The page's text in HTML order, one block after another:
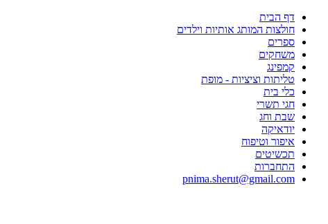
דף הבית
חולצות המותג אותיות וילדים
ספרים
משחקים
קמפינג
טליתות וציציות - מופת
כלי בית
חגי תשרי
שבת וחג
יודאיקה
איפור וטיפוח
תכשיטים
התחברות
pnima.sherut@gmail.com